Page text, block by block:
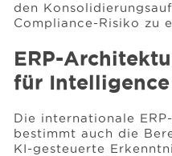
den
Compliance-Risiko zu
ERP-
für Intelligence
Die internationale
bestimmt auch die
KI-gesteuerte